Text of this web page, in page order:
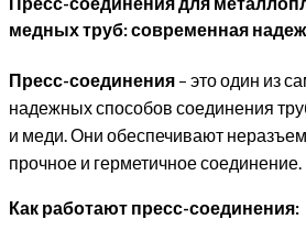
медных труб: современная
Пресс-соединения – это один из
надежных способов соединения
и меди. Они обеспечивают
прочное и герметичное соединение.
Как работают пресс-соединения: